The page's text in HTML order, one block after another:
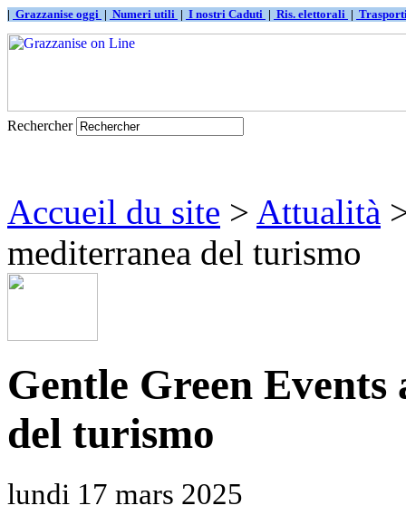
| Grazzanise oggi | Numeri utili | I nostri Caduti | Ris. elettorali |
Rechercher
Accueil du site > Attualità
mediterranea del turismo
Gentle Green
del turismo
lundi 17 mars 2025